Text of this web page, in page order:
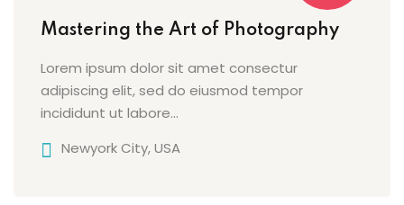
Mastering the Art of Photography
Lorem ipsum dolor sit amet consectur
adipiscing elit, sed do eiusmod tempor
incididunt ut labore…
Newyork City, USA